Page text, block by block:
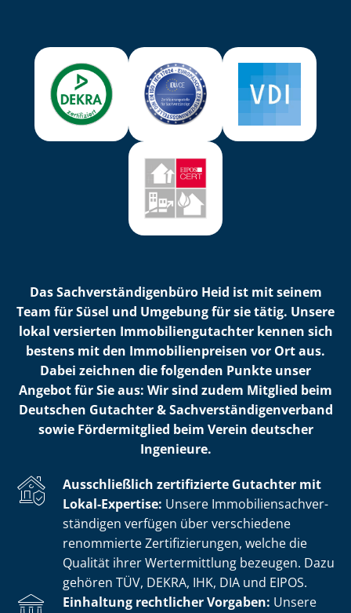
Das Sach­ver­stän­di­gen­bü­ro Heid ist mit seinem
Team für Süsel und Umgebung für sie tätig. Unsere
lokal versierten Im­mo­bi­li­en­gut­ach­ter kennen sich
bestens mit den Im­mo­bi­li­en­prei­sen vor Ort aus.
Dabei zeichnen die folgenden Punkte unser
Angebot für Sie aus: Wir sind zudem Mitglied beim
Deutschen Gutachter & Sach­ver­stän­di­gen­ver­band
sowie Fördermitglied beim Verein deutscher
Ingenieure.
Ausschließlich zertifizierte Gutachter mit
Lokal-Expertise: Unsere Im­mo­bi­li­en­sach­ver­
stän­di­gen verfügen über verschiedene
renommierte Zer­ti­fi­zie­run­gen, welche die
Qualität ihrer Wertermittlung bezeugen. Dazu
gehören TÜV, DEKRA, IHK, DIA und EIPOS.
Einhaltung rechtlicher Vorgaben: Unsere